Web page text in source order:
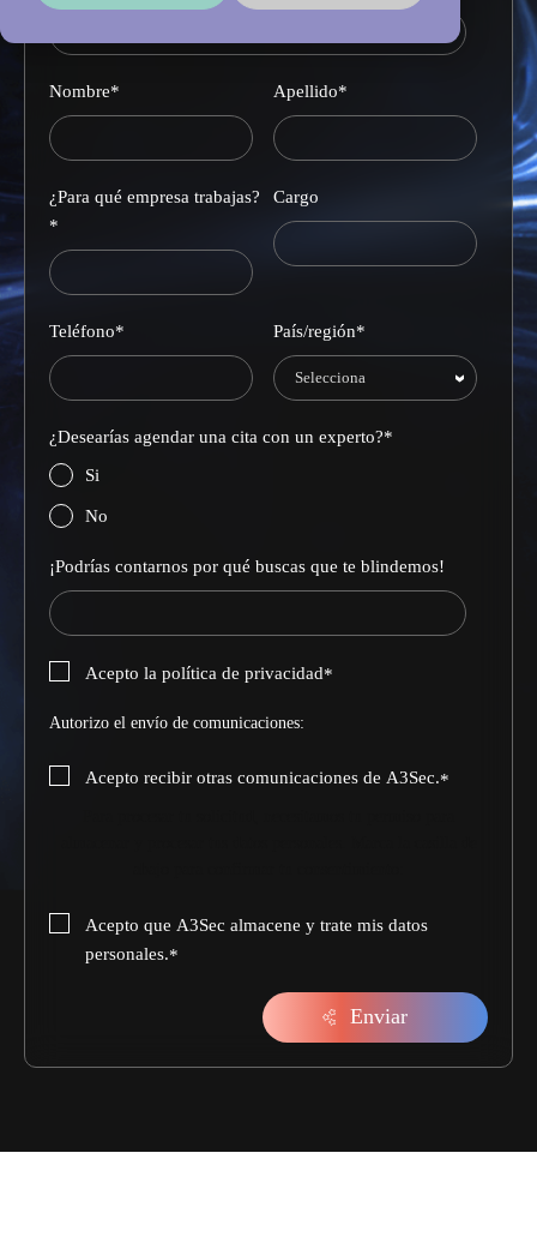
Nombre* Apellido*
¿Para qué empresa trabajas?
*
Cargo
Teléfono* País/región*
¿Desearías agendar una cita con un experto?*
Si
No
¡Podrías contarnos por qué buscas que te blindemos!
Acepto la política de privacidad*
Autorizo el envío de comunicaciones:
Acepto recibir otras comunicaciones de A3Sec.*
Acepto que A3Sec almacene y trate mis datos
personales.*